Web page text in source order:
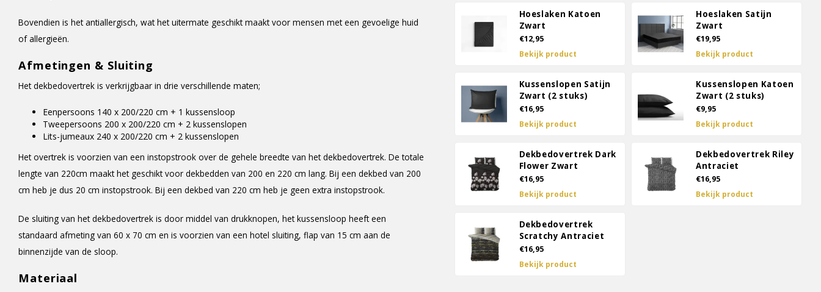
Bovendien is het antiallergisch, wat het uitermate geschikt maakt voor mensen met een gevoelige huid
of allergieën.
Afmetingen & Sluiting
Het dekbedovertrek is verkrijgbaar in drie verschillende maten;
Eenpersoons 140 x 200/220 cm + 1 kussensloop
Tweepersoons 200 x 200/220 cm + 2 kussenslopen
Lits-jumeaux 240 x 200/220 cm + 2 kussenslopen
Het overtrek is voorzien van een instopstrook over de gehele breedte van het dekbedovertrek. De totale
lengte van 220cm maakt het geschikt voor dekbedden van 200 en 220 cm lang. Bij een dekbed van 200
cm heb je dus 20 cm instopstrook. Bij een dekbed van 220 cm heb je geen extra instopstrook.
De sluiting van het dekbedovertrek is door middel van drukknopen, het kussensloop heeft een
standaard afmeting van 60 x 70 cm en is voorzien van een hotel sluiting, flap van 15 cm aan de
binnenzijde van de sloop.
Materiaal
Hoeslaken Katoen
Zwart
€12,95
Bekijk product
Hoeslaken Satijn
Zwart
€19,95
Bekijk product
Kussenslopen Satijn
Zwart (2 stuks)
€16,95
Bekijk product
Kussenslopen Katoen
Zwart (2 stuks)
€9,95
Bekijk product
Dekbedovertrek Dark
Flower Zwart
€16,95
Bekijk product
Dekbedovertrek Riley
Antraciet
€16,95
Bekijk product
Dekbedovertrek
Scratchy Antraciet
€16,95
Bekijk product